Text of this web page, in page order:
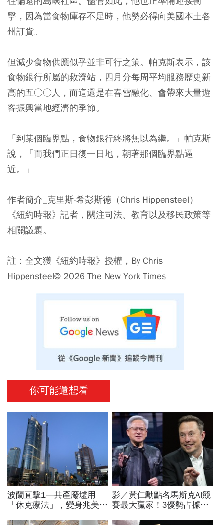
擊，因為當食物庫存不足時，他勢必得向美國本土各
州訂貨。
但減少食物供應似乎並非可行之策。帕克斯表示，該
食物銀行所屬的救濟站，四月分每周平均服務歷史新
高的五○○人，而這還是在春雪融化、會帶來大量遊
客振興當地經濟的季節。
「到某個臨界點，食物銀行終將無以為繼。」帕克斯
說，「而我們正日復一日地，朝著那個臨界點逼
近。」
作者簡介_克里斯‧希彭斯德（Chris Hippensteel）
《紐約時報》記者，關注司法、教育以及移民政策等
相關議題。
註：全文獲《紐約時報》授權，By Chris
Hippensteel© 2026 The New York Times
你可能還想看
波蘭直擊1—共產廢墟用
「休克療法」，變身兆美元
影／黃仁勳點名馬斯克AI競
賽最大贏家！3優勢占據重